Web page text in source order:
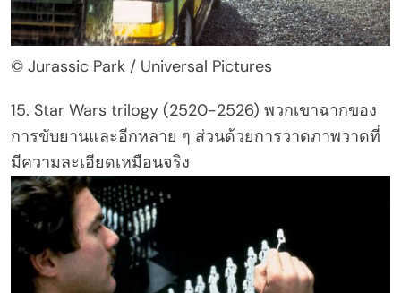
© Jurassic Park / Universal Pictures
15. Star Wars trilogy (2520-2526) พวกเขาฉากของ
การขับยานและอีกหลาย ๆ ส่วนด้วยการวาดภาพวาดที่
มีความละเอียดเหมือนจริง